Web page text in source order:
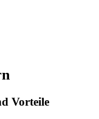
Vorteile